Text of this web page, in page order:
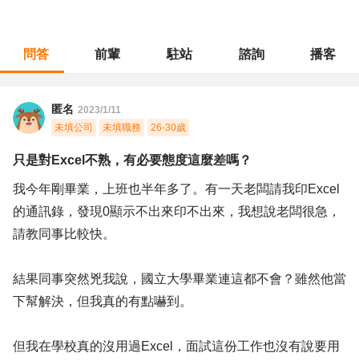
問答 前輩 駐站 諮詢 播客
匿名 2023/1/11
未填公司
未填職務 26-30歲
只是對Excel不熟，有必要態度這麼差嗎？
我今年剛畢業，上班也半年多了。有一天老闆請我印Excel
的通訊錄，發現0顯示不出來印不出來，我想說老闆很急，
請教同事比較快。
結果同事突然兇我說，國立大學畢業連這都不會？雖然他當
下幫解決，但我真的有點嚇到。
但我在學校真的沒用過Excel，面試這份工作也沒有說要用